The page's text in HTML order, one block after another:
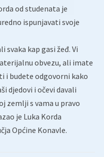
od studenata je
ispunjavati svoje
svaka kap gasi žeđ. Vi
obvezu, ali imate
i budete odgovorni kako
djedovi i očevi davali
zemlji s vama u pravo
je Luka Korda
Općine Konavle.